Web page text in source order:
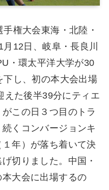
権大会東海・北陸・
12日、岐阜・長良川
・環太平洋大学が30
下し、初の本大会出場
えた後半39分にティエ
この日３つ目のトラ
くコンバージョンキ
年）が落ち着いて決
切りました。中国・
大会に出場するの